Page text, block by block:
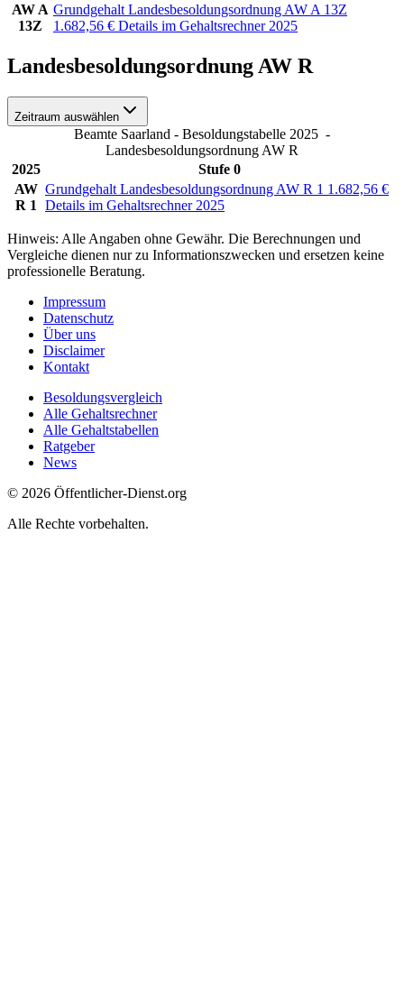
AW A
13Z
Grundgehalt Landesbesoldungsordnung AW A 13Z
1.682,56 € Details im Gehaltsrechner 2025
Landesbesoldungsordnung AW R
Zeitraum auswählen
Beamte Saarland - Besoldungstabelle 2025 -
Landesbesoldungsordnung AW R
2025
Stufe 0
AW
R 1
Grundgehalt Landesbesoldungsordnung AW R 1 1.682,56 €
Details im Gehaltsrechner 2025
Hinweis: Alle Angaben ohne Gewähr. Die Berechnungen und
Vergleiche dienen nur zu Informationszwecken und ersetzen keine
professionelle Beratung.
Impressum
Datenschutz
Über uns
Disclaimer
Kontakt
Besoldungsvergleich
Alle Gehaltsrechner
Alle Gehaltstabellen
Ratgeber
News
© 2026 Öffentlicher-Dienst.org
Alle Rechte vorbehalten.